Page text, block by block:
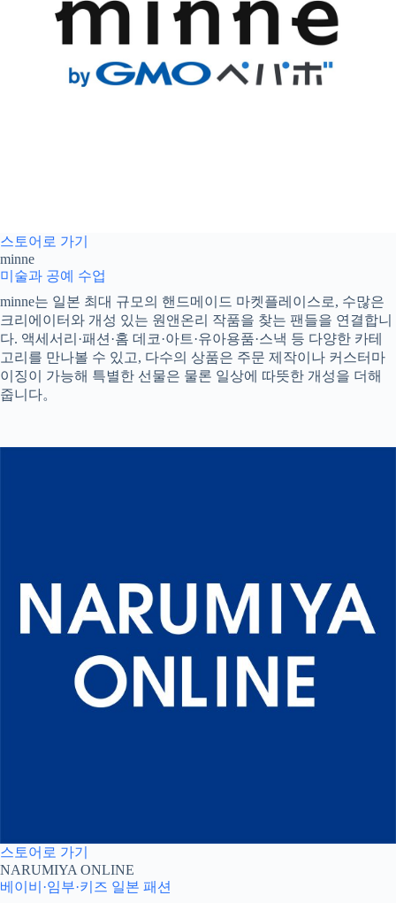
스토어로 가기
minne
미술과 공예 수업
minne는 일본 최대 규모의 핸드메이드 마켓플레이스로, 수많은
크리에이터와 개성 있는 원앤온리 작품을 찾는 팬들을 연결합니
다. 액세서리·패션·홈 데코·아트·유아용품·스낵 등 다양한 카테
고리를 만나볼 수 있고, 다수의 상품은 주문 제작이나 커스터마
이징이 가능해 특별한 선물은 물론 일상에 따뜻한 개성을 더해
줍니다。
스토어로 가기
NARUMIYA ONLINE
베이비·임부·키즈 일본 패션